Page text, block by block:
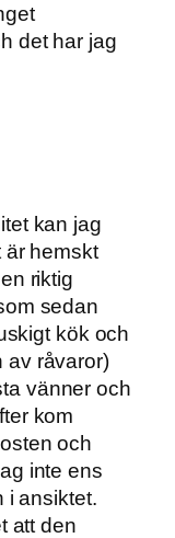
det har jag
kan jag
är hemskt
riktig
sedan
kök och
av råvaror)
vänner och
kom
och
inte ens
i ansiktet.
att den